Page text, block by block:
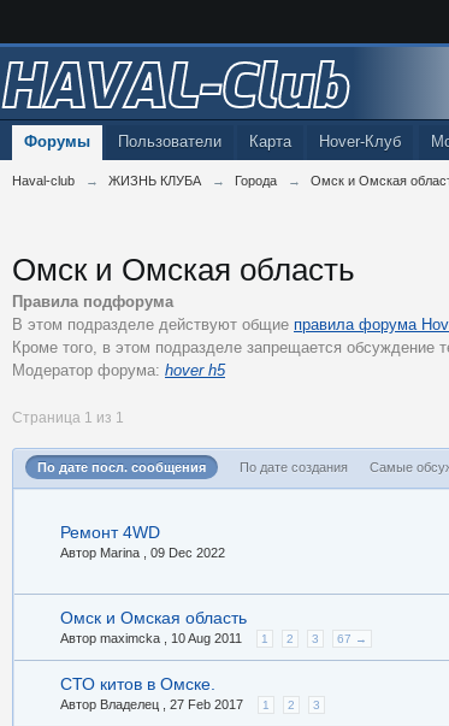
HAVAL-Club
Карта Hover-Клуб
Форумы Пользователи
Haval-club → ЖИЗНЬ КЛУБА → Города → Омск и Омская
Омск и Омская область
Правила подфорума
В этом подразделе действуют общие правила форума
Кроме того, в этом подразделе запрещается
Модератор форума: hover h5
Страница 1 из 1
По дате посл. сообщения По дате создания Самые
Ремонт 4WD
Автор Marina , 09 Dec 2022
Омск и Омская область
Автор maximcka , 10 Aug 2011 1 2 3 67 →
СТО китов в Омске.
Автор Владелец , 27 Feb 2017 1 2 3